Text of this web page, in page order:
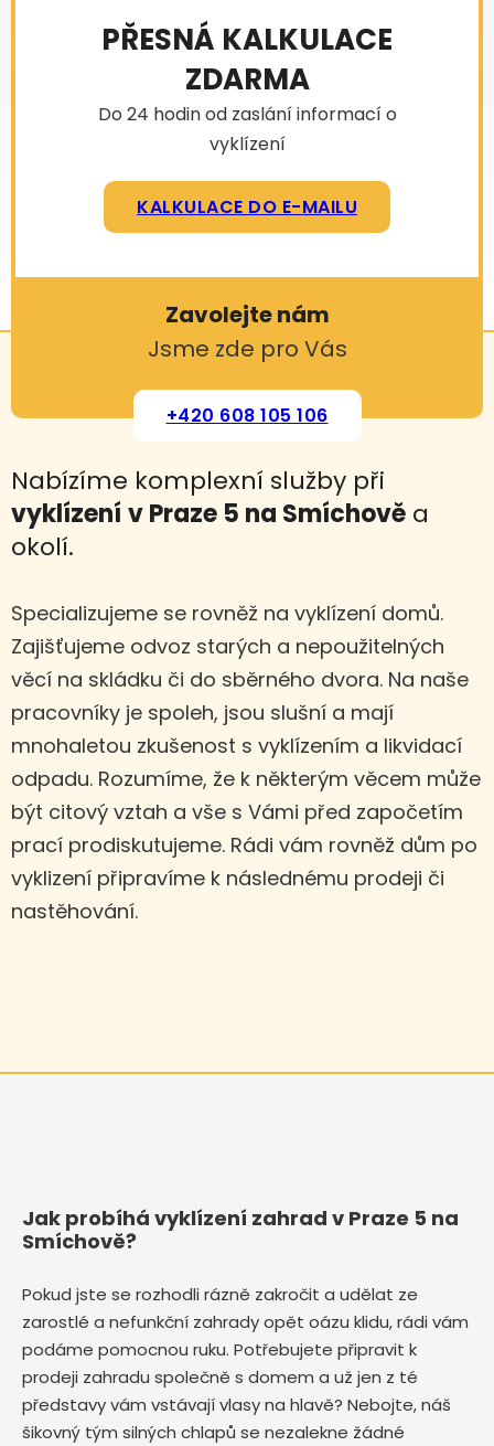
PŘESNÁ KALKULACE
ZDARMA
Do 24 hodin od zaslání informací o
vyklízení
KALKULACE DO E-MAILU
Zavolejte nám
Jsme zde pro Vás
+420 608 105 106
Nabízíme komplexní služby při
vyklízení v Praze 5 na Smíchově a
okolí.
Specializujeme se rovněž na vyklízení domů.
Zajišťujeme odvoz starých a nepoužitelných
věcí na skládku či do sběrného dvora. Na naše
pracovníky je spoleh, jsou slušní a mají
mnohaletou zkušenost s vyklízením a likvidací
odpadu. Rozumíme, že k některým věcem může
být citový vztah a vše s Vámi před započetím
prací prodiskutujeme. Rádi vám rovněž dům po
vyklizení připravíme k následnému prodeji či
nastěhování.
Jak probíhá vyklízení zahrad v Praze 5 na
Smíchově?
Pokud jste se rozhodli rázně zakročit a udělat ze
zarostlé a nefunkční zahrady opět oázu klidu, rádi vám
podáme pomocnou ruku. Potřebujete připravit k
prodeji zahradu společně s domem a už jen z té
představy vám vstávají vlasy na hlavě? Nebojte, náš
šikovný tým silných chlapů se nezalekne žádné